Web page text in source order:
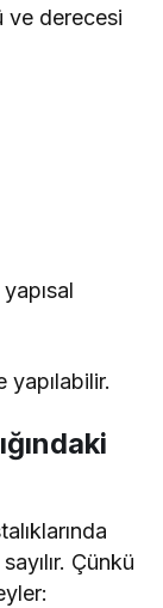
ve derecesi
yapılabilir.
Çünkü